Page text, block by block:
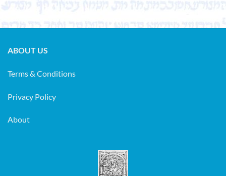
ABOUT US
Terms & Conditions
Privacy Policy
About